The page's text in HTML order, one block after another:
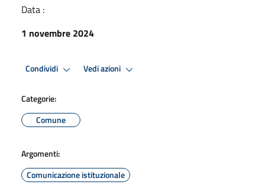
Data :
1 novembre 2024
Condividi Vedi azioni
Categorie:
Comune
Argomenti:
Comunicazione istituzionale